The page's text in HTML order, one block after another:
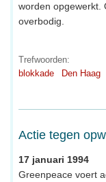
worden opgewerkt.
overbodig.
Trefwoorden:
blokkade
Den Haag
Actie tegen
17 januari 1994
Greenpeace voert